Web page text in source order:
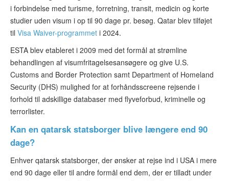
i forbindelse med turisme, forretning, transit, medicin og korte
studier uden visum i op til 90 dage pr. besøg. Qatar blev tilføjet
til Visa Waiver-programmet i 2024.
ESTA blev etableret i 2009 med det formål at strømline
behandlingen af visumfritagelsesansøgere og give U.S.
Customs and Border Protection samt Department of Homeland
Security (DHS) mulighed for at forhåndsscreene rejsende i
forhold til adskillige databaser med flyveforbud, kriminelle og
terrorlister.
Kan en qatarsk statsborger blive længere end 90
dage?
Enhver qatarsk statsborger, der ønsker at rejse ind i USA i mere
end 90 dage eller til andre formål end dem, der er tilladt under